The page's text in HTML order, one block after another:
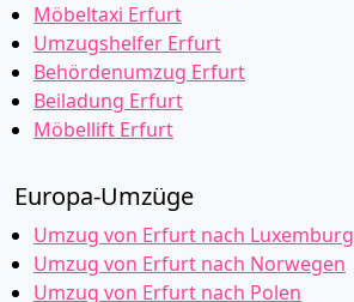
Möbeltaxi Erfurt
Umzugshelfer Erfurt
Behördenumzug Erfurt
Beiladung Erfurt
Möbellift Erfurt
Europa-Umzüge
Umzug von Erfurt nach Luxemburg
Umzug von Erfurt nach Norwegen
Umzug von Erfurt nach Polen